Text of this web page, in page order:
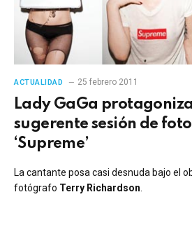
ACTUALIDAD 25 febrero 2011
Lady GaGa
sugerente sesión de
‘Supreme’
La cantante posa casi desnuda bajo el
fotógrafo Terry Richardson